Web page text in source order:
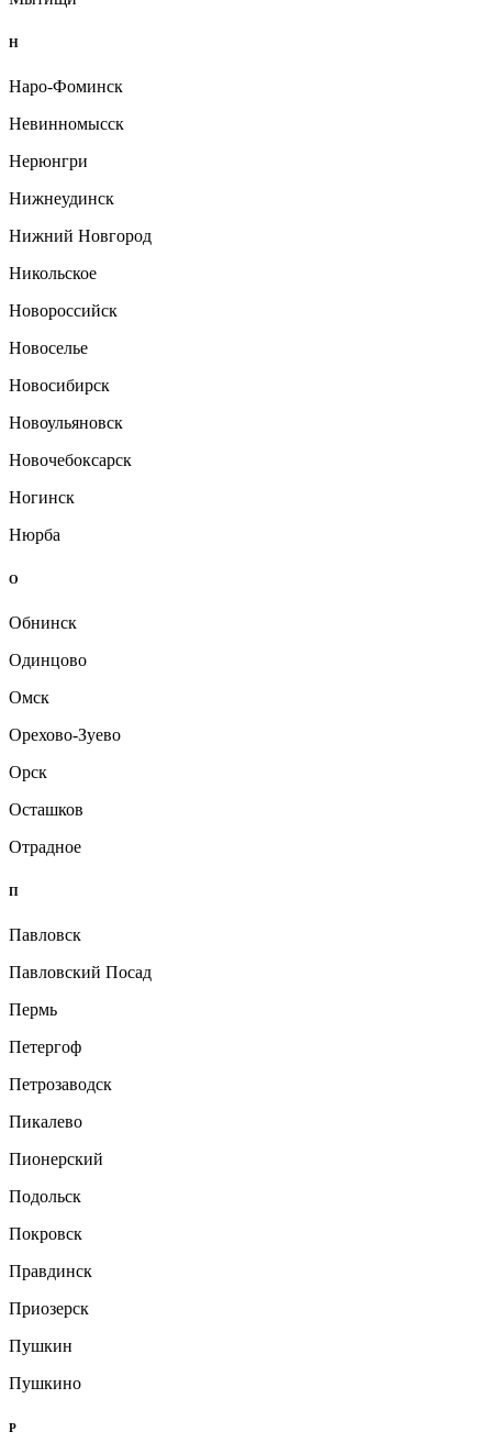
Н
Наро-Фоминск
Невинномысск
Нерюнгри
Нижнеудинск
Нижний Новгород
Никольское
Новороссийск
Новоселье
Новосибирск
Новоульяновск
Новочебоксарск
Ногинск
Нюрба
О
Обнинск
Одинцово
Омск
Орехово-Зуево
Орск
Осташков
Отрадное
П
Павловск
Павловский Посад
Пермь
Петергоф
Петрозаводск
Пикалево
Пионерский
Подольск
Покровск
Правдинск
Приозерск
Пушкин
Пушкино
Р